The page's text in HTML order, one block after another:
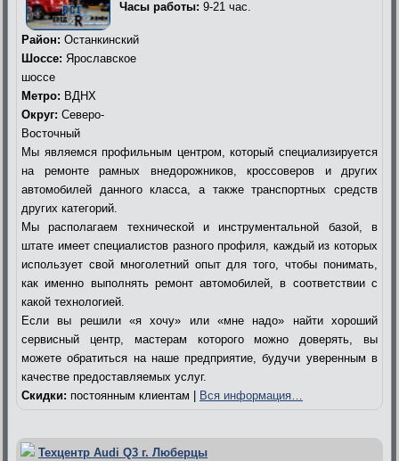
Часы работы: 9-21 час.
Район: Останкинский
Шоссе: Ярославское
шоссе
Метро: ВДНХ
Округ: Северо-
Восточный
Мы являемся профильным центром, который специализируется
на ремонте рамных внедорожников, кроссоверов и других
автомобилей данного класса, а также транспортных средств
других категорий.
Мы располагаем технической и инструментальной базой, в
штате имеет специалистов разного профиля, каждый из которых
использует свой многолетний опыт для того, чтобы понимать,
как именно выполнять ремонт автомобилей, в соответствии с
какой технологией.
Если вы решили «я хочу» или «мне надо» найти хороший
сервисный центр, мастерам которого можно доверять, вы
можете обратиться на наше предприятие, будучи уверенным в
качестве предоставляемых услуг.
Скидки: постоянным клиентам | Вся информация…
Техцентр Audi Q3 г. Люберцы